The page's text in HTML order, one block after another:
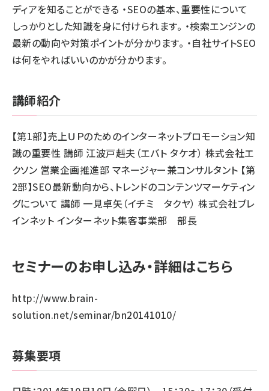
ディアを知ることができる ・SEOの基本、重要性について
しっかりとした知識を身に付けられます。 ・検索エンジンの
最新の動向や対策ポイントが分かります。 ・自社サイトSEO
は何をやればいいのかが分かります。
講師紹介
【第1部】売上ＵＰのためのインターネットプロモーション知
識の重要性 講師 江波戸赳夫（エバト タケオ） 株式会社エ
クソン 営業企画推進部 マネージャー兼コンサルタント 【第
2部】SEO最新動向から、トレンドのコンテンツマーケティン
グについて 講師 一見卓矢（イチミ タクヤ） 株式会社ブレ
インネット インターネット集客事業部 部長
セミナーのお申し込み・詳細はこちら
http://www.brain-
solution.net/seminar/bn20141010/
募集要項